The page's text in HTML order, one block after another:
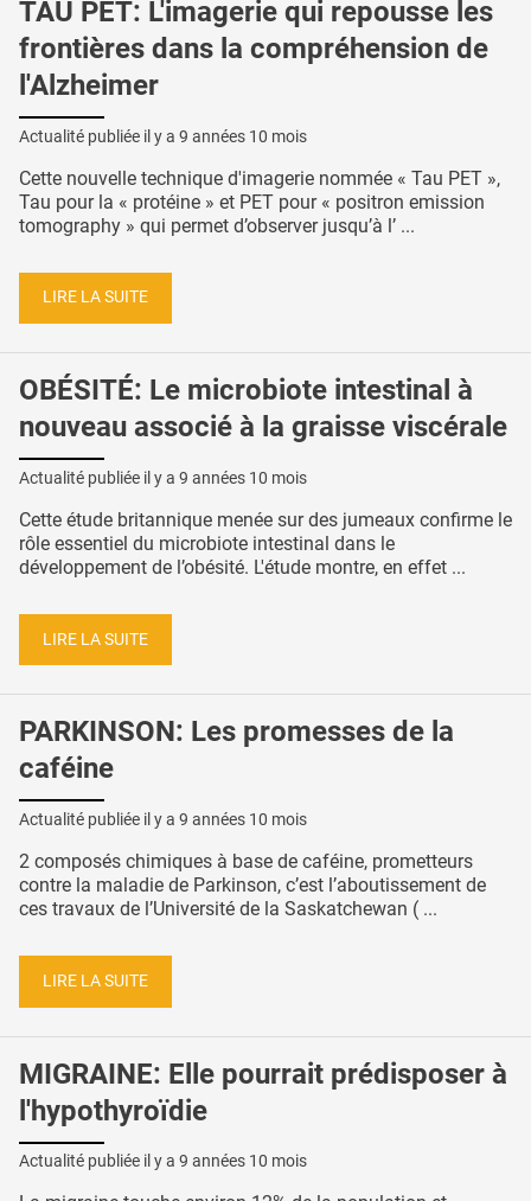
TAU PET: L'imagerie qui repousse les
frontières dans la compréhension de
l'Alzheimer
Actualité publiée il y a 9 années 10 mois
Cette nouvelle technique d'imagerie nommée « Tau PET »,
Tau pour la « protéine » et PET pour « positron emission
tomography » qui permet d’observer jusqu’à l’ ...
LIRE LA SUITE
OBÉSITÉ: Le microbiote intestinal à
nouveau associé à la graisse viscérale
Actualité publiée il y a 9 années 10 mois
Cette étude britannique menée sur des jumeaux confirme le
rôle essentiel du microbiote intestinal dans le
développement de l’obésité. L'étude montre, en effet ...
LIRE LA SUITE
PARKINSON: Les promesses de la
caféine
Actualité publiée il y a 9 années 10 mois
2 composés chimiques à base de caféine, prometteurs
contre la maladie de Parkinson, c’est l’aboutissement de
ces travaux de l’Université de la Saskatchewan ( ...
LIRE LA SUITE
MIGRAINE: Elle pourrait prédisposer à
l'hypothyroïdie
Actualité publiée il y a 9 années 10 mois